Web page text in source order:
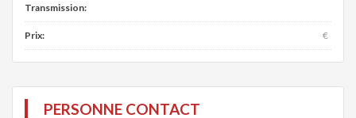
Transmission:
Prix: €
PERSONNE CONTACT